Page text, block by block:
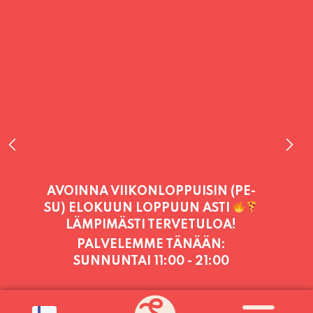
PALVELEMME TÄNÄÄN:
SUNNUNTAI 11:00 - 21:00
PALVELEMME PÄIVITTÄIN (MA-SU
KLO 11-21) SUNNUNTAIHIN 16.8.
AVOINNA VIIKONLOPPUISIN (PE-
SU) ELOKUUN LOPPUUN ASTI